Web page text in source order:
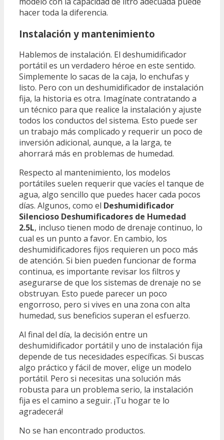
hacer toda la diferencia.
Instalación y mantenimiento
Hablemos de instalación. El deshumidificador
portátil es un verdadero héroe en este sentido.
Simplemente lo sacas de la caja, lo enchufas y
listo. Pero con un deshumidificador de instalación
fija, la historia es otra. Imagínate contratando a
un técnico para que realice la instalación y ajuste
todos los conductos del sistema. Esto puede ser
un trabajo más complicado y requerir un poco de
inversión adicional, aunque, a la larga, te
ahorrará más en problemas de humedad.
Respecto al mantenimiento, los modelos
portátiles suelen requerir que vacíes el tanque de
agua, algo sencillo que puedes hacer cada pocos
días. Algunos, como el Deshumidificador
Silencioso Deshumificadores de Humedad
2.5L, incluso tienen modo de drenaje continuo, lo
cual es un punto a favor. En cambio, los
deshumidificadores fijos requieren un poco más
de atención. Si bien pueden funcionar de forma
continua, es importante revisar los filtros y
asegurarse de que los sistemas de drenaje no se
obstruyan. Esto puede parecer un poco
engorroso, pero si vives en una zona con alta
humedad, sus beneficios superan el esfuerzo.
Al final del día, la decisión entre un
deshumidificador portátil y uno de instalación fija
depende de tus necesidades específicas. Si buscas
algo práctico y fácil de mover, elige un modelo
portátil. Pero si necesitas una solución más
robusta para un problema serio, la instalación
fija es el camino a seguir. ¡Tu hogar te lo
agradecerá!
No se han encontrado productos.